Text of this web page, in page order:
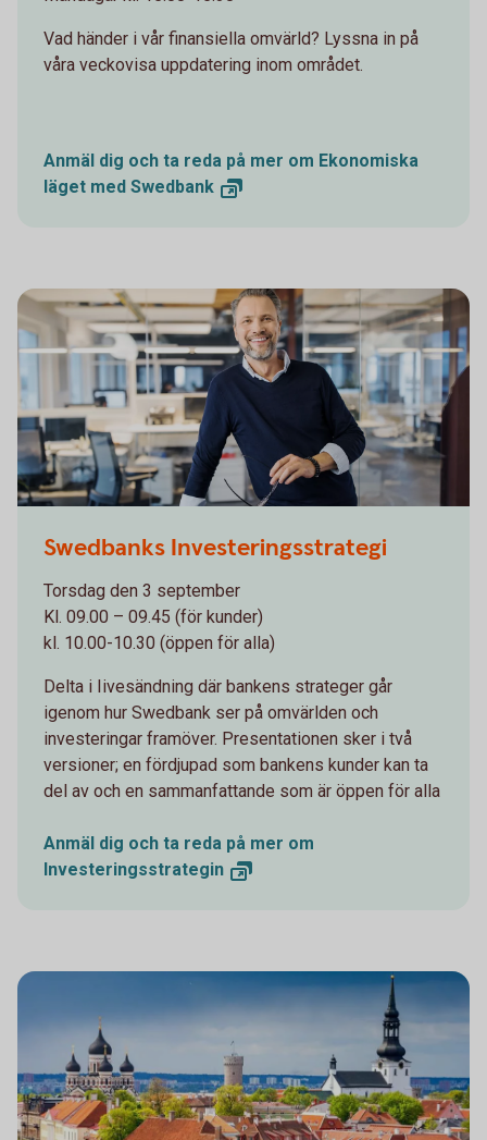
Vad händer i vår finansiella omvärld? Lyssna in på
våra veckovisa uppdatering inom området.
Anmäl dig och ta reda på mer om Ekonomiska
läget med Swedbank
Swedbanks Investeringsstrategi
Torsdag den 3 september
Kl. 09.00 – 09.45 (för kunder)
kl. 10.00-10.30 (öppen för alla)
Delta i Iivesändning där bankens strateger går
igenom hur Swedbank ser på omvärlden och
investeringar framöver. Presentationen sker i två
versioner; en fördjupad som bankens kunder kan ta
del av och en sammanfattande som är öppen för alla
Anmäl dig och ta reda på mer om
Investeringsstrategin